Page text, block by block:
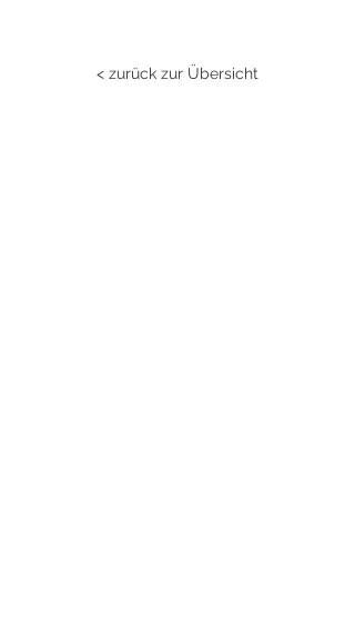
< zurück zur Übersicht